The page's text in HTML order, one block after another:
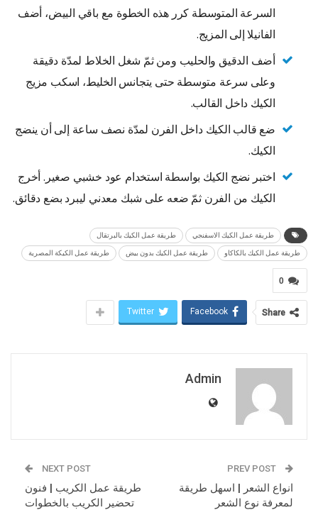
السرعة المتوسطة كرر هذه الخطوة مع باقي البيض، أضف
الفانيلا إلى المزيج.
أضف الدقيق والحليب ومن ثمّ شغل الخلاط لمدّة دقيقة
وعلى سرعة متوسطة حتى يتجانس الخليط، اسكب مزيج
الكيك داخل القالب.
ضع قالب الكيك داخل الفرن لمدّة نصف ساعة إلى أن ينضج
الكيك.
اختبر نضج الكيك بواسطة استخدام عود خشبي صغير. أخرج
الكيك من الفرن ثمّ ضعه على شبك معدني ليبرد بضع دقائق.
طريقة عمل الكيك الاسفنجي طريقة عمل الكيك بالبرتقال
طريقة عمل الكيك بالكاكاو طريقة عمل الكيك بدون بيض طريقة عمل الكيكة المصرية
0
Share
Facebook
Twitter
Admin
انواع الشعر | اسهل طريقة
لمعرفة نوع الشعر
NEXT POST
طريقة عمل الكريب | فنون
تحضير الكريب بالخطوات